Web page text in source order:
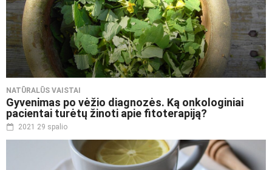
NATŪRALŪS VAISTAI
Gyvenimas po vėžio diagnozės. Ką onkologiniai
pacientai turėtų žinoti apie fitoterapiją?
2021 29 spalio